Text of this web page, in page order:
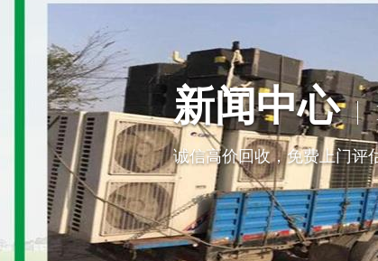
新闻中心
诚信高价回收，免费上门评